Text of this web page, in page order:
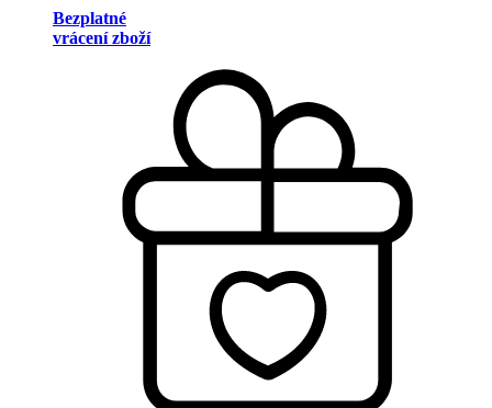
Bezplatné
vrácení zboží